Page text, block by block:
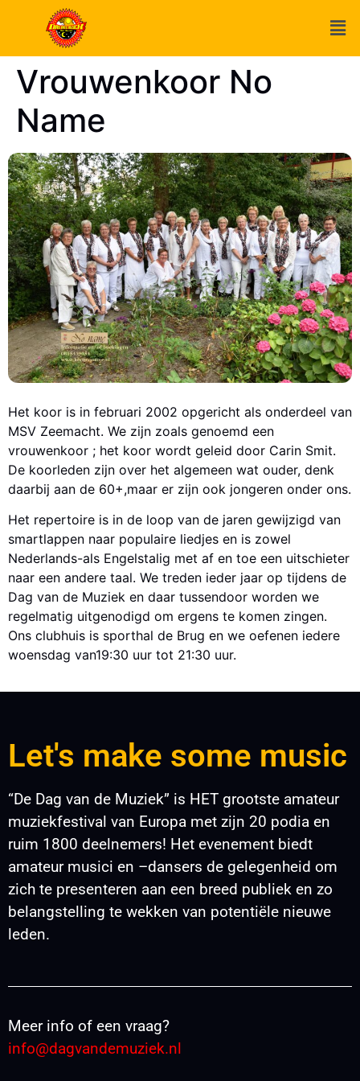
Vrouwenkoor No
Name
Het koor is in februari 2002 opgericht als onderdeel van
MSV Zeemacht. We zijn zoals genoemd een
vrouwenkoor ; het koor wordt geleid door Carin Smit.
De koorleden zijn over het algemeen wat ouder, denk
daarbij aan de 60+,maar er zijn ook jongeren onder ons.
Het repertoire is in de loop van de jaren gewijzigd van
smartlappen naar populaire liedjes en is zowel
Nederlands-als Engelstalig met af en toe een uitschieter
naar een andere taal. We treden ieder jaar op tijdens de
Dag van de Muziek en daar tussendoor worden we
regelmatig uitgenodigd om ergens te komen zingen.
Ons clubhuis is sporthal de Brug en we oefenen iedere
woensdag van19:30 uur tot 21:30 uur.
Let's make some music
“De Dag van de Muziek” is HET grootste amateur
muziekfestival van Europa met zijn 20 podia en
ruim 1800 deelnemers! Het evenement biedt
amateur musici en –dansers de gelegenheid om
zich te presenteren aan een breed publiek en zo
belangstelling te wekken van potentiële nieuwe
leden.
Meer info of een vraag?
info@dagvandemuziek.nl